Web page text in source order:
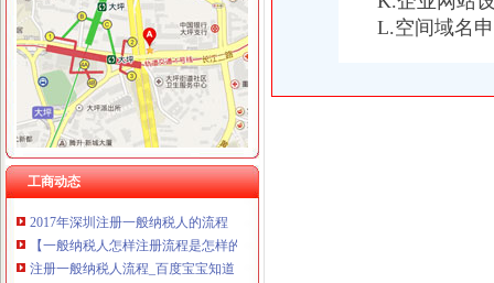
重庆奕欣锦诚商贸有限公司 渝九50万 （工商注册）
重庆信同广告有限公司 渝沙50万 （工商注册）
重庆三虹房地产营销策划有限公司
重庆宝鹰汽车销售有限公司
工商动态
一般纳税人注册流程_微笑面对人生_新浪博客
一般纳税人企业注册流程
注册一般纳税人的注册流程_能源/新能源栏目_机电之家网
注册一般纳税人流程_雨生百股工商代办_新浪博客
注册一般纳税人-一般纳税人注册资金-一般纳税人注册资本-一般纳税
2017年8月份公司注册流程一般纳税人-律师365
【一般纳税人怎样注册流程是怎样的的图片】-越秀水荫路易登网
一般纳税人注册现在都是什麽流程？-娱乐先锋-网上车市汽车论坛
【一般纳税人怎样注册流程是怎样的】-越秀水荫路易登网
注册一般纳税人流程_百度宝宝知道
一般纳税人申请流程|郑州二七区一般纳税人认证【今日推荐网-郑州
L.空间域名